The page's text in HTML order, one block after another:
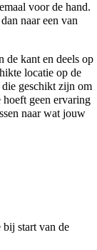
voor de hand.
naar een van
de kant en deels op
locatie op de
geschikt zijn om
hoeft geen ervaring
naar wat jouw
bij start van de